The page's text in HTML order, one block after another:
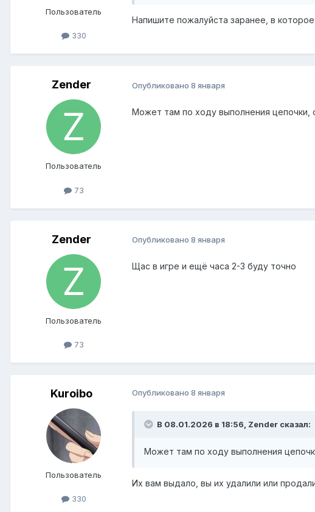
Пользователь
330
Напишите пожалуйста заранее, в
Zender
Пользователь
73
Опубликовано 8 января
Может там по ходу выполнения цепочки,
Zender
Пользователь
73
Опубликовано 8 января
Щас в игре и ещё часа 2-3 буду точно
Kuroibo
Пользователь
330
Опубликовано 8 января
В 08.01.2026 в 18:56, Zender сказал:
Может там по ходу выполнения
Их вам выдало, вы их удалили или